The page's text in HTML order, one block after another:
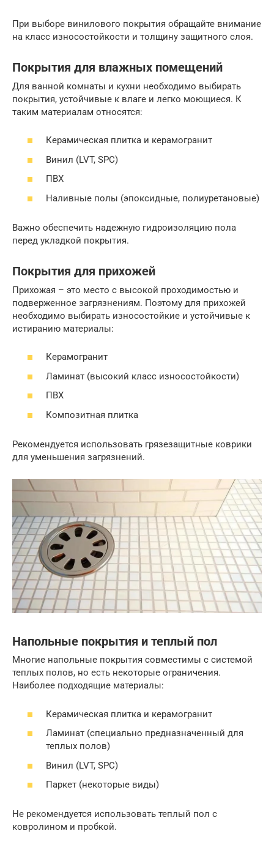
При выборе винилового покрытия обращайте внимание
на класс износостойкости и толщину защитного слоя.
Покрытия для влажных помещений
Для ванной комнаты и кухни необходимо выбирать
покрытия, устойчивые к влаге и легко моющиеся. К
таким материалам относятся:
Керамическая плитка и керамогранит
Винил (LVT, SPC)
ПВХ
Наливные полы (эпоксидные, полиуретановые)
Важно обеспечить надежную гидроизоляцию пола
перед укладкой покрытия.
Покрытия для прихожей
Прихожая – это место с высокой проходимостью и
подверженное загрязнениям. Поэтому для прихожей
необходимо выбирать износостойкие и устойчивые к
истиранию материалы:
Керамогранит
Ламинат (высокий класс износостойкости)
ПВХ
Композитная плитка
Рекомендуется использовать грязезащитные коврики
для уменьшения загрязнений.
Напольные покрытия и теплый пол
Многие напольные покрытия совместимы с системой
теплых полов, но есть некоторые ограничения.
Наиболее подходящие материалы:
Керамическая плитка и керамогранит
Ламинат (специально предназначенный для
теплых полов)
Винил (LVT, SPC)
Паркет (некоторые виды)
Не рекомендуется использовать теплый пол с
ковролином и пробкой.